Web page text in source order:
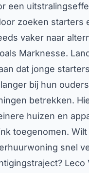
een
zoeken starters
vaker naar
Marknesse.
dat jonge
bij hun
betrekken.
huizen en
toegenomen. Wilt
snel
Leco